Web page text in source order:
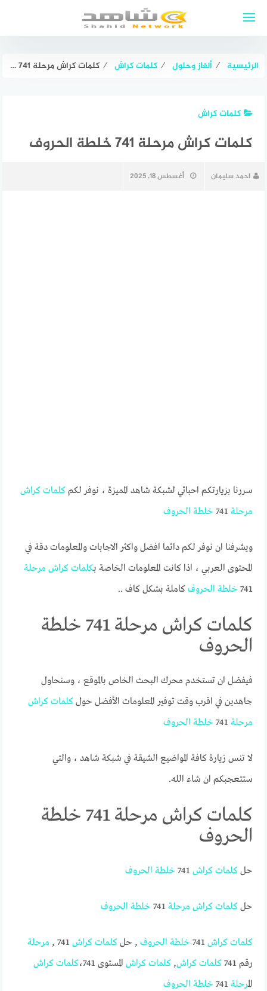
الرئيسية ⁄ ألغاز وحلول ⁄ كلمات كراش ⁄ كلمات كراش مرحلة 741 خلطة الحروف
كلمات كراش
كلمات كراش مرحلة 741 خلطة الحروف
احمد سليمان أغسطس 18, 2025
سررنا بزيارتكم احبائي لشبكة شاهد المميزة ، نوفر لكمكلمات كراش
مرحلة 741 خلطة الحروف
ويشرفنا ان نوفر لكم دائما افضل واكثر الاجابات والمعلومات دقة في
المحتوى العربي ، اذا كانت المعلومات الخاصة بكلمات كراش مرحلة
741 خلطة الحروف كاملة بشكل كاف ..
كلمات كراش مرحلة 741 خلطة
الحروف
فيفضل ان تستخدم محرك البحث الخاص بالموقع ، وسنحاول
جاهدين في اقرب وقت توفير المعلومات الأفضل حولكلمات كراش
مرحلة 741 خلطة الحروف
لا تنس زيارة كافة المواضيع الشيقة في شبكة شاهد ، والتي
ستتعجبكم ان شاء الله.
كلمات كراش مرحلة 741 خلطة
الحروف
حلكلمات كراش 741 خلطة الحروف
حلكلمات كراش مرحلة 741 خلطة الحروف
كلمات كراش 741 خلطة الحروف , حلكلمات كراش 741 ,
مرحلة
رقم 741
كلمات كراش,كلمات كراش المستوى 741، كلمات كراش
المرحلة 741 خلطة الحروف